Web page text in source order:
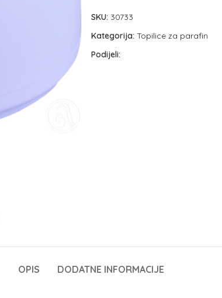
SKU: 30733
Kategorija: Topilice za parafin
Podijeli:
OPIS DODATNE INFORMACIJE